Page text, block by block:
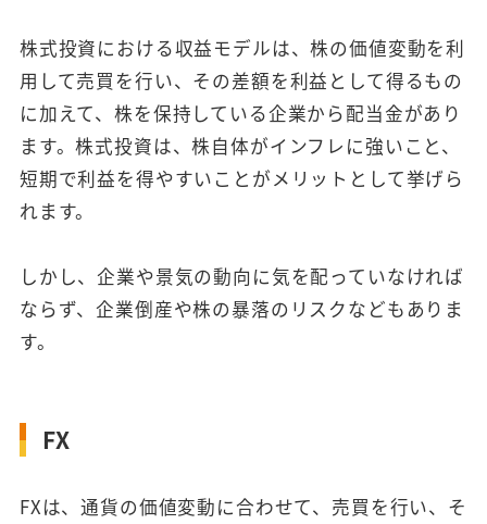
株式投資における収益モデルは、株の価値変動を利
用して売買を行い、その差額を利益として得るもの
に加えて、株を保持している企業から配当金があり
ます。株式投資は、株自体がインフレに強いこと、
短期で利益を得やすいことがメリットとして挙げら
れます。
しかし、企業や景気の動向に気を配っていなければ
ならず、企業倒産や株の暴落のリスクなどもありま
す。
FX
FXは、通貨の価値変動に合わせて、売買を行い、そ